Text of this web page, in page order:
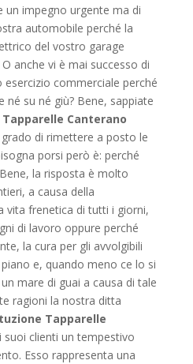
un impegno urgente ma di
automobile perché la
del vostro garage
anche vi è mai successo di
commerciale perché
né su né giù? Bene, sappiate
Canterano
di rimettere a posto le
porsi però è: perché
la risposta è molto
a causa della
vita frenetica di tutti i giorni,
di lavoro oppure perché
la cura per gli avvolgibili
e, quando meno ce lo si
mare di guai a causa di tale
ragioni la nostra ditta
Tapparelle
clienti un tempestivo
Esso rappresenta una